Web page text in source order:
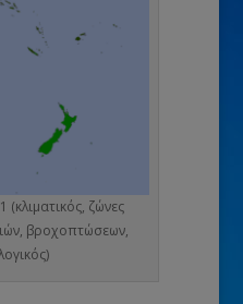
ζώνες
βροχοπτώσεων,